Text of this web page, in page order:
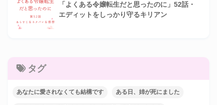
「よくある令嬢転生だと思ったのに」52話・
エディットをしっかり守るキリアン
タグ
あなたに愛されなくても結構です ある日、姉が死にました